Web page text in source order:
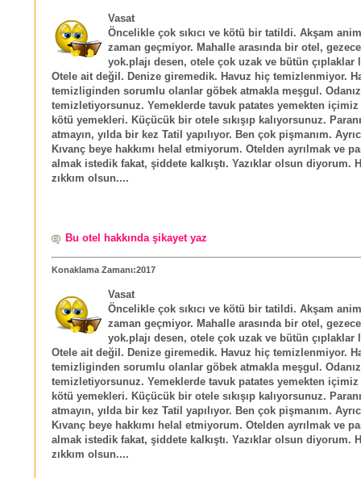
Vasat
Öncelikle çok sıkıcı ve kötü bir tatildi. Akşam
zaman geçmiyor. Mahalle arasında bir otel,
yok.plajı desen, otele çok uzak ve bütün çıplaklar
Otele ait değil. Denize giremedik. Havuz hiç temizlenmiyor.
temizliginden sorumlu olanlar göbek atmakla meşgul.
temizletiyorsunuz. Yemeklerde tavuk patates yemekten
kötü yemekleri. Küçücük bir otele sıkışıp kalıyorsunuz.
atmayın, yılda bir kez Tatil yapılıyor. Ben çok pişmanım.
Kıvanç beye hakkımı helal etmiyorum. Otelden ayrılmak ve
almak istedik fakat, şiddete kalkıştı. Yazıklar olsun diyorum.
zıkkım olsun....
Bu otel hakkında şikayet yaz
Konaklama Zamanı:2017
Vasat
Öncelikle çok sıkıcı ve kötü bir tatildi. Akşam
zaman geçmiyor. Mahalle arasında bir otel,
yok.plajı desen, otele çok uzak ve bütün çıplaklar
Otele ait değil. Denize giremedik. Havuz hiç temizlenmiyor.
temizliginden sorumlu olanlar göbek atmakla meşgul.
temizletiyorsunuz. Yemeklerde tavuk patates yemekten
kötü yemekleri. Küçücük bir otele sıkışıp kalıyorsunuz.
atmayın, yılda bir kez Tatil yapılıyor. Ben çok pişmanım.
Kıvanç beye hakkımı helal etmiyorum. Otelden ayrılmak ve
almak istedik fakat, şiddete kalkıştı. Yazıklar olsun diyorum.
zıkkım olsun....